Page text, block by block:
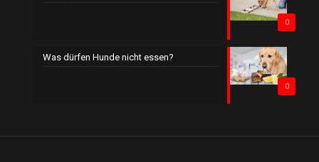
0
0
Was dürfen Hunde nicht essen?